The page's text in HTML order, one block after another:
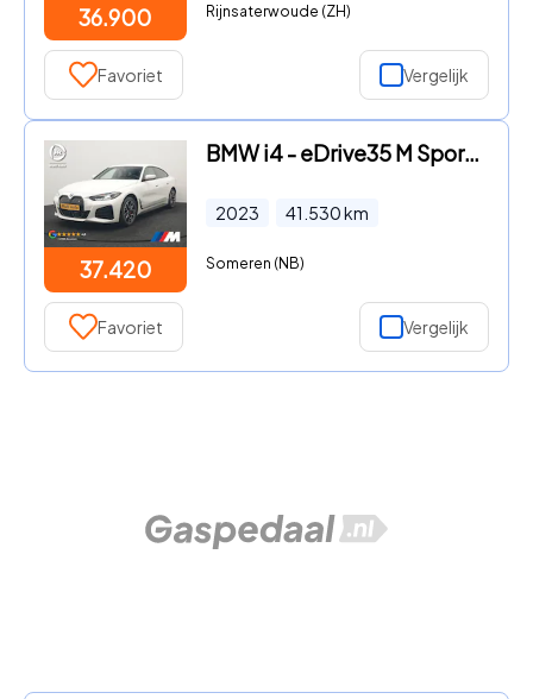
36.900 Rijnsaterwoude (ZH)
Favoriet Vergelijk
37.420
BMW i4 - eDrive35 M Sport PRO 70 kWh 286pk Dealer O.H | Trekhaak Af F
2023 41.530km
Someren (NB)
Favoriet Vergelijk